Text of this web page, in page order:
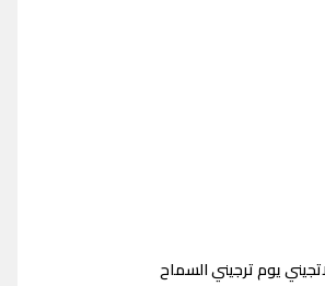
يوم ترجيني السماح